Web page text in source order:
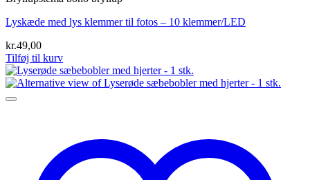
Lyskæde med lys klemmer til fotos – 10 klemmer/LED
kr.49,00
Tilføj til kurv